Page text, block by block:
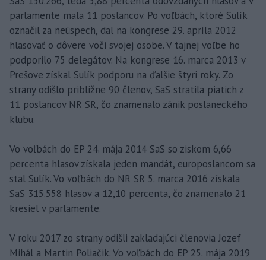
parlamente mala 11 poslancov. Po voľbách, ktoré Sulík
označil za neúspech, dal na kongrese 29. apríla 2012
hlasovať o dôvere voči svojej osobe. V tajnej voľbe ho
podporilo 75 delegátov. Na kongrese 16. marca 2013 v
Prešove získal Sulík podporu na ďalšie štyri roky. Zo
strany odišlo približne 90 členov, SaS stratila piatich z
11 poslancov NR SR, čo znamenalo zánik poslaneckého
klubu.
Vo voľbách do EP 24. mája 2014 SaS so ziskom 6,66
percenta hlasov získala jeden mandát, europoslancom sa
stal Sulík. Vo voľbách do NR SR 5. marca 2016 získala
SaS 315.558 hlasov a 12,10 percenta, čo znamenalo 21
kresiel v parlamente.
V roku 2017 zo strany odišli zakladajúci členovia Jozef
Mihál a Martin Poliačik. Vo voľbách do EP 25. mája 2019